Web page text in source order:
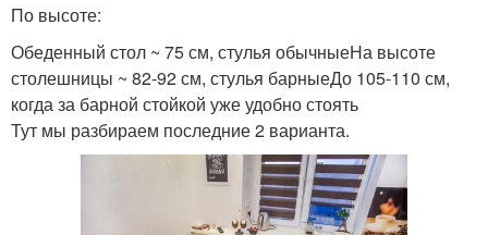
По высоте:
Обеденный стол ~ 75 см, стулья обычныеНа высоте
столешницы ~ 82-92 см, стулья барныеДо 105-110 см,
когда за барной стойкой уже удобно стоять
Тут мы разбираем последние 2 варианта.